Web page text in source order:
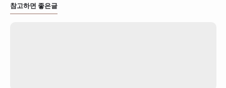
참고하면 좋은글